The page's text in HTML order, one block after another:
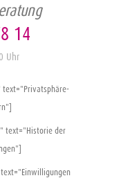
14
Uhr
text="Privatsphäre-
text="Historie der